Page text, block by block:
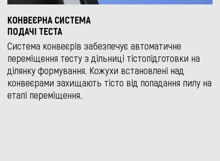
КОНВЕЄРНА СИСТЕМА
ПОДАЧІ ТЕСТА
Система конвеєрів забезпечує автоматичне
переміщення тесту з дільниці тістопідготовки на
ділянку формування. Кожухи встановлені над
конвеєрами захищають тісто від попадання пилу на
етапі переміщення.